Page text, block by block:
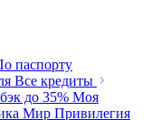
паспорту
Все кредиты
до 35% Моя
Мир Привилегия